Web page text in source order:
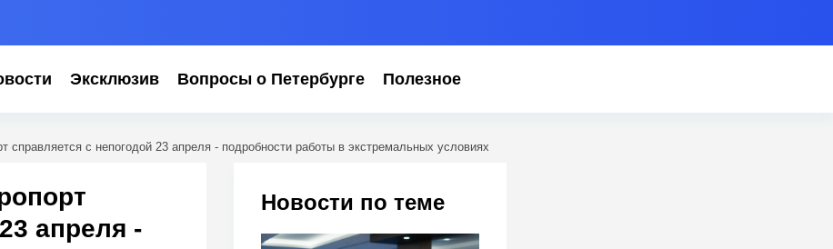
Эксклюзив Вопросы о Петербурге Полезное
справляется с непогодой 23 апреля - подробности работы в экстремальных условиях
Новости по теме
апреля -